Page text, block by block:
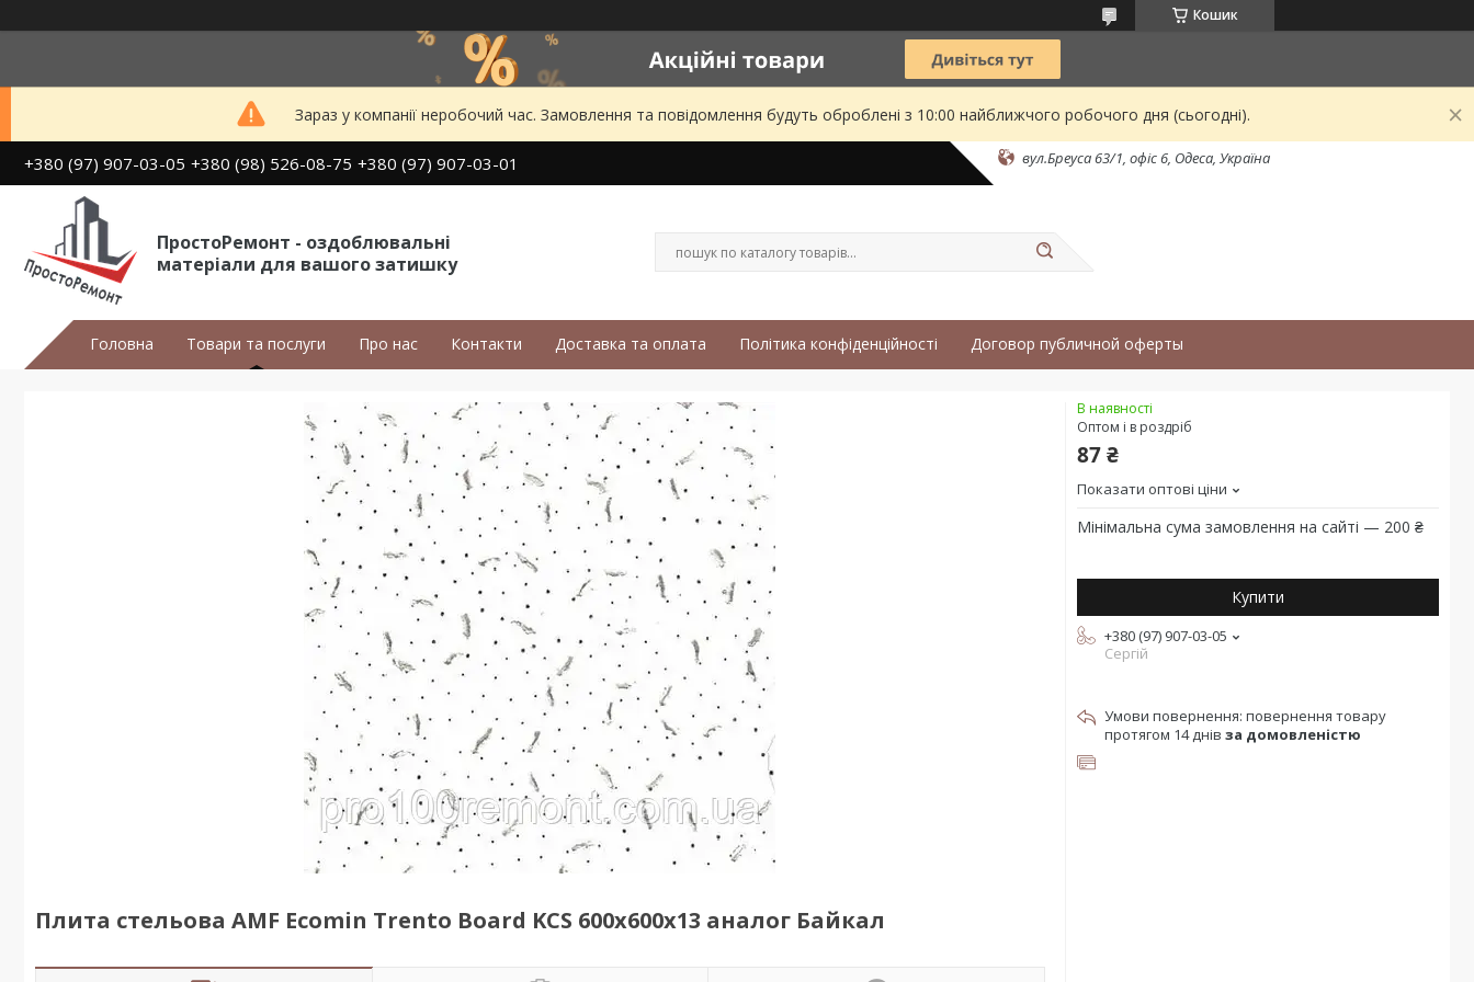
Кошик
Зараз у компанії неробочий час. Замовлення та повідомлення будуть оброблені з 10:00 найближчого робочого дня (сьогодні).
+380 (97) 907-03-05 +380 (98) 526-08-75 +380 (97) 907-03-01 вул.Бреуса 63/1, офіс 6, Одеса, Україна
ПростоРемонт - оздоблювальні
матеріали для вашого затишку
Головна Товари та послуги Про нас Контакти Доставка та оплата Політика конфіденційності Договор публичной оферты
Плита стельова AMF Ecomin Trento Board KCS 600х600х13 аналог Байкал
В наявності
Оптом і в роздріб
87 ₴
Показати оптові ціни
Мінімальна сума замовлення на сайті — 200 ₴
Купити
+380 (97) 907-03-05
Сергій
повернення товару
протягом 14 днів за домовленістю